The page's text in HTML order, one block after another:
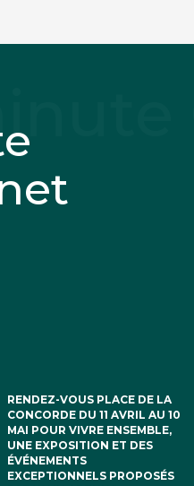
RENDEZ-VOUS PLACE DE LA
CONCORDE DU 11 AVRIL AU 10
MAI POUR VIVRE ENSEMBLE,
UNE EXPOSITION ET DES
ÉVÉNEMENTS
EXCEPTIONNELS PROPOSÉS